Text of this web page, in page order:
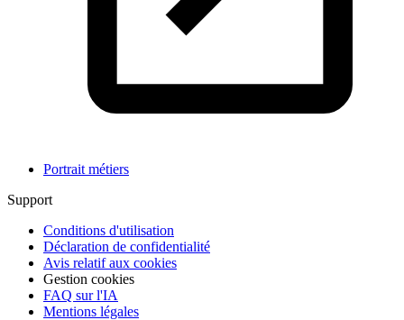
Portrait métiers
Support
Conditions d'utilisation
Déclaration de confidentialité
Avis relatif aux cookies
Gestion cookies
FAQ sur l'IA
Mentions légales